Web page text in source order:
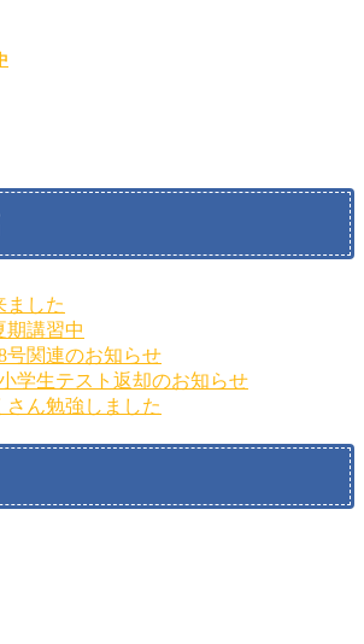
ました
期講習中
号関連のお知らせ
学生テスト返却のお知らせ
さん勉強しました